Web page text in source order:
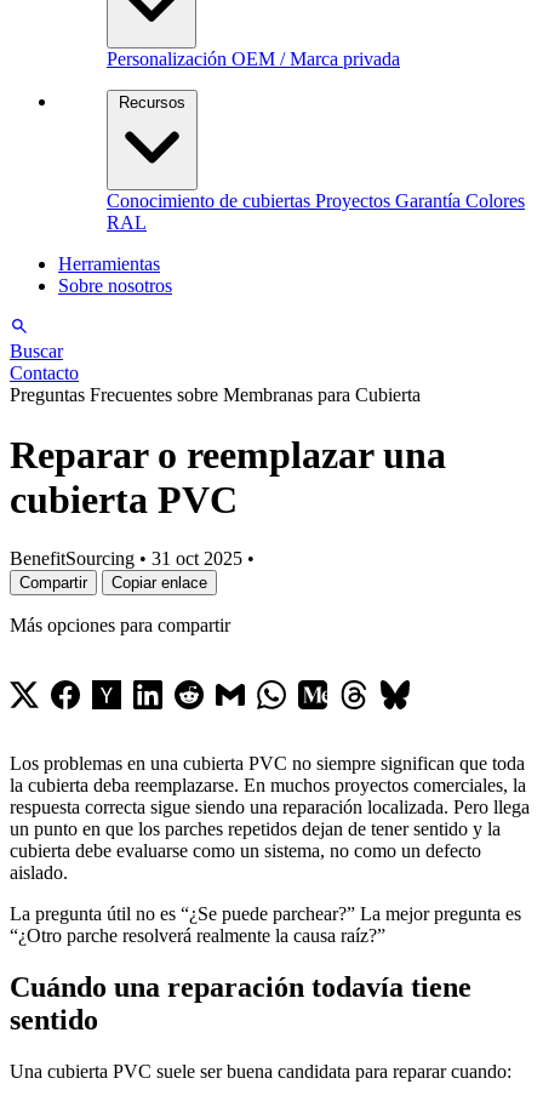
Personalización OEM / Marca privada
Recursos
Conocimiento de cubiertas Proyectos Garantía Colores
RAL
Herramientas
Sobre nosotros
Buscar
Contacto
Preguntas Frecuentes sobre Membranas para Cubierta
Reparar o reemplazar una
cubierta PVC
BenefitSourcing • 31 oct 2025 •
Compartir Copiar enlace
Más opciones para compartir
Los problemas en una cubierta PVC no siempre significan que toda
la cubierta deba reemplazarse. En muchos proyectos comerciales, la
respuesta correcta sigue siendo una reparación localizada. Pero llega
un punto en que los parches repetidos dejan de tener sentido y la
cubierta debe evaluarse como un sistema, no como un defecto
aislado.
La pregunta útil no es “¿Se puede parchear?” La mejor pregunta es
“¿Otro parche resolverá realmente la causa raíz?”
Cuándo una reparación todavía tiene
sentido
Una cubierta PVC suele ser buena candidata para reparar cuando: